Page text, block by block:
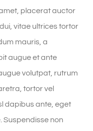
placerat auctor
vitae ultrices tortor
mauris, a
augue et ante
volutpat, rutrum
tortor vel
dapibus ante, eget
Suspendisse non